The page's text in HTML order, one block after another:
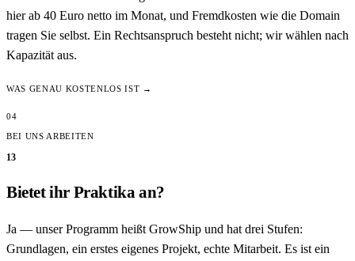
hier ab 40 Euro netto im Monat, und Fremdkosten wie die Domain
tragen Sie selbst. Ein Rechtsanspruch besteht nicht; wir wählen nach
Kapazität aus.
WAS GENAU KOSTENLOS IST →
04
BEI UNS ARBEITEN
13
Bietet ihr Praktika an?
Ja — unser Programm heißt GrowShip und hat drei Stufen:
Grundlagen, ein erstes eigenes Projekt, echte Mitarbeit. Es ist ein